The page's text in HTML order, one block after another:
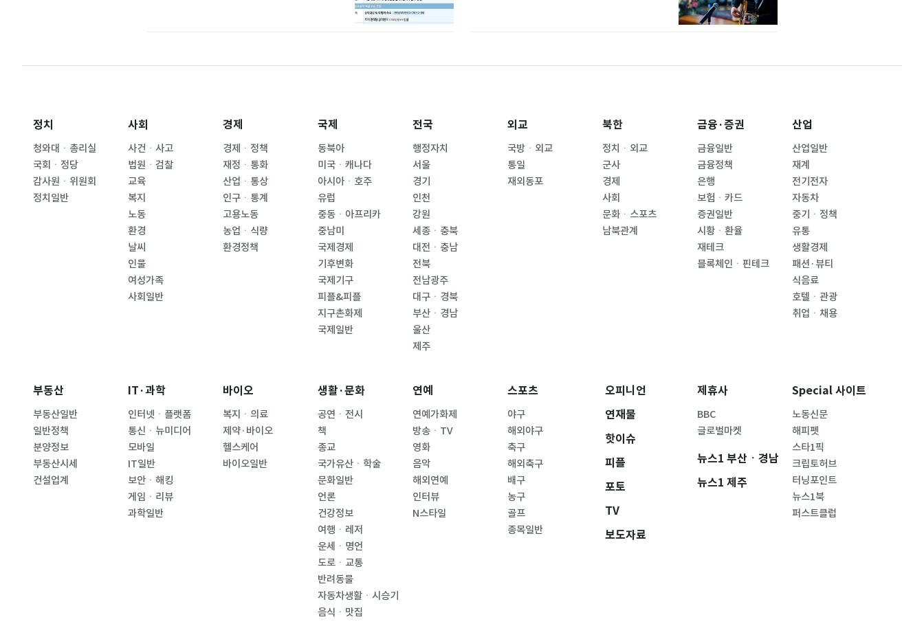
정치
청와대ㆍ총리실
국회ㆍ정당
감사원ㆍ위원회
정치일반
사회
사건ㆍ사고
법원ㆍ검찰
교육
복지
노동
환경
날씨
인물
여성가족
사회일반
경제
경제ㆍ정책
재정ㆍ통화
산업ㆍ통상
인구ㆍ통계
고용노동
농업ㆍ식량
환경정책
국제
동북아
미국ㆍ캐나다
아시아ㆍ호주
유럽
중동ㆍ아프리카
중남미
국제경제
기후변화
국제기구
피플&피플
지구촌화제
국제일반
전국
행정자치
서울
경기
인천
강원
세종ㆍ충북
대전ㆍ충남
전북
전남광주
대구ㆍ경북
부산ㆍ경남
울산
제주
외교
국방ㆍ외교
통일
재외동포
북한
정치ㆍ외교
군사
경제
사회
문화ㆍ스포츠
남북관계
금융·증권
금융일반
금융정책
은행
보험ㆍ카드
증권일반
시황ㆍ환율
재테크
블록체인ㆍ핀테크
산업
산업일반
재계
전기전자
자동차
중기ㆍ정책
유통
생활경제
패션·뷰티
식음료
호텔ㆍ관광
취업ㆍ채용
부동산
부동산일반
일반정책
분양정보
부동산시세
건설업계
IT·과학
인터넷ㆍ플랫폼
통신ㆍ뉴미디어
모바일
IT일반
보안ㆍ해킹
게임ㆍ리뷰
과학일반
바이오
복지ㆍ의료
제약·바이오
헬스케어
바이오일반
생활·문화
공연ㆍ전시
책
종교
국가유산ㆍ학술
문화일반
언론
건강정보
여행ㆍ레저
운세ㆍ명언
도로ㆍ교통
반려동물
자동차생활ㆍ시승기
음식ㆍ맛집
연예
연예가화제
방송ㆍTV
영화
음악
해외연예
인터뷰
N스타일
스포츠
야구
해외야구
축구
해외축구
배구
농구
골프
종목일반
오피니언
연재물
핫이슈
피플
포토
TV
보도자료
제휴사
BBC
글로벌마켓
뉴스1 부산ㆍ경남
뉴스1 제주
Special 사이트
노동신문
해피펫
스타1픽
크립토허브
터닝포인트
뉴스1북
퍼스트클럽